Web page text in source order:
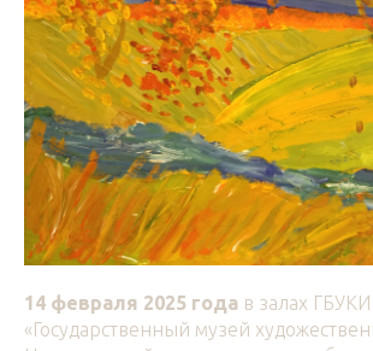
14 февраля 2025 года в залах ГБУКИ
«Государственный музей